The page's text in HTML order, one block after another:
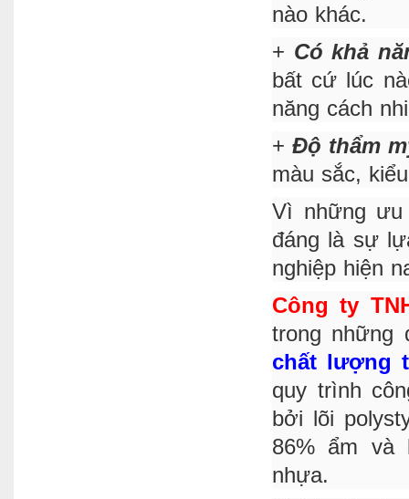
nào khác.
+ Có khả
bất cứ lúc
năng cách
+Độ thẩm
màu sắc,
Vì những
đáng là sự
nghiệp hiện
Công ty
trong
chất lượng
quy trình
bởi lõi
86% ẩm và
nhựa.